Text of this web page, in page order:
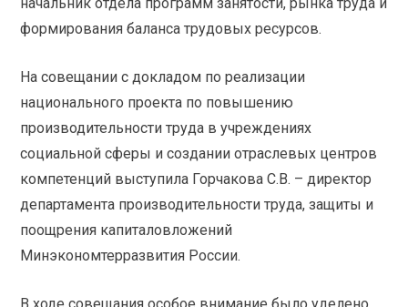
формирования баланса трудовых ресурсов.
На совещании с докладом по реализации
национального проекта по повышению
производительности труда в учреждениях
социальной сферы и создании отраслевых центров
компетенций выступила Горчакова С.В. – директор
департамента производительности труда, защиты и
поощрения капиталовложений
Минэкономтерразвития России.
В ходе совещания особое внимание было уделено